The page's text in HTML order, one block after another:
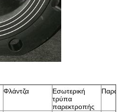
Φλάντζα
Εσωτερική
τρύπα
παρεκτροπής